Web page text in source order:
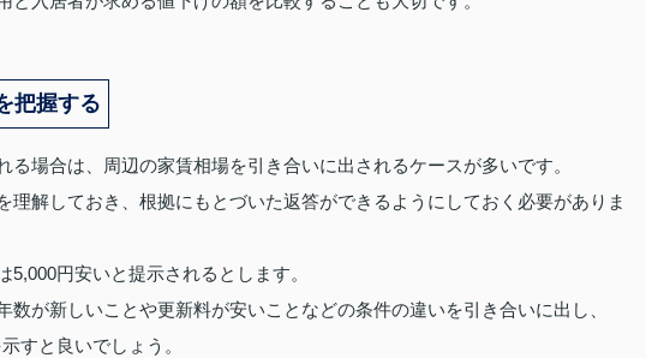
把握する
る場合は、周辺の家賃相場を引き合いに出されるケースが多いです。
理解しておき、根拠にもとづいた返答ができるようにしておく必要がありま
円安いと提示されるとします。
数が新しいことや更新料が安いことなどの条件の違いを引き合いに出し、
すと良いでしょう。